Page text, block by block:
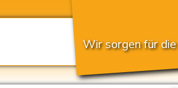
Wir sorgen für